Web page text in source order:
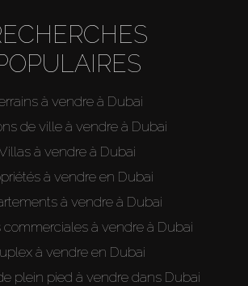
à vendre à Dubai
de ville à vendre à Dubai
à vendre à Dubai
à vendre en Dubai
à vendre à Dubai
commerciales à vendre à Dubai
à vendre en Dubai
plein pied à vendre dans Dubai